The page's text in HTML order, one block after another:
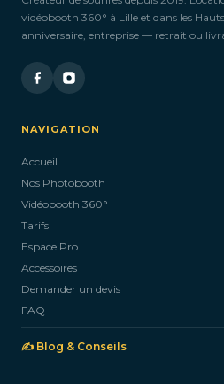
vidéobooth 360° à Lille et dans les
anniversaire, entreprise — retrait ou
NAVIGATION
Accueil
Nos Photobooth
Vidéobooth 360°
Tarifs
Espace Pro
Accessoires
Demander un devis
FAQ
✍️ Blog & Conseils